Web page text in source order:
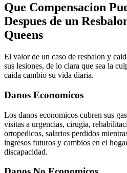
Que Compensacion
Despues de un
Queens
El valor de un caso de resbalon y
sus lesiones, de lo clara que sea la
caida cambio su vida diaria.
Danos Economicos
Los danos economicos cubren sus
visitas a urgencias, cirugia,
ortopedicos, salarios perdidos
ingresos futuros y cambios en el
discapacidad.